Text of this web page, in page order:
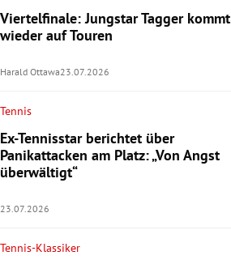
Viertelfinale: Jungstar Tagger kommt
wieder auf Touren
Harald Ottawa23.07.2026
Tennis
Ex-Tennisstar berichtet über
Panikattacken am Platz: „Von Angst
überwältigt“
23.07.2026
Tennis-Klassiker